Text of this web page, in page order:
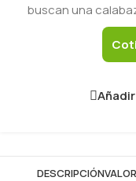
buscan una
DESCRIPCIÓN